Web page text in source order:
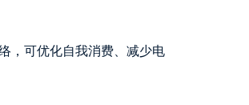
，可优化自我消费、减少电